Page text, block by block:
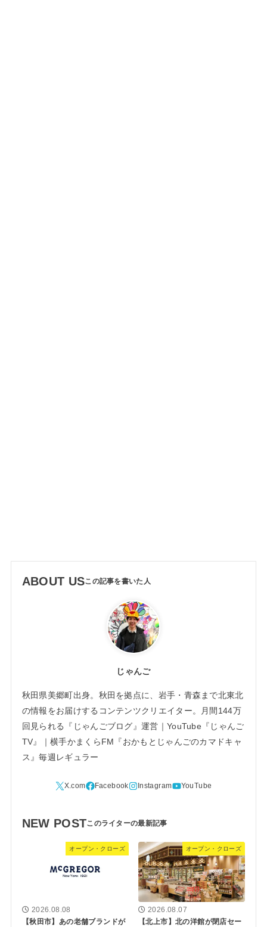
ABOUT US
じゃんご
秋田県美郷町出身。秋田を拠点に、岩手・青森まで北東北
の情報をお届けするコンテンツクリエイター。月間144万
回見られる『じゃんごブログ』運営｜YouTube『じゃんご
TV』｜横手かまくらFM『おかもとじゃんごのカマドキャ
ス』毎週レギュラー
NEW POST
オープン・クローズ
2026.08.08
【秋田市】あの老舗ブランドが
オープン・クローズ
2026.08.07
【北上市】北の洋館が閉店セー